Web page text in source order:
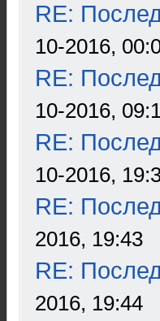
RE:
10-2016,
RE:
10-2016,
RE:
10-2016,
RE:
2016, 19:43
RE:
2016, 19:44